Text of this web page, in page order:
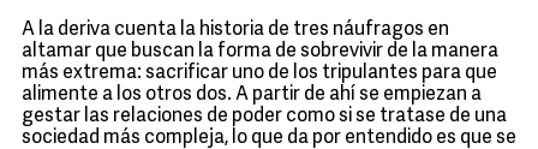
A la deriva cuenta la historia de tres náufragos en
altamar que buscan la forma de sobrevivir de la manera
más extrema: sacrificar uno de los tripulantes para que
alimente a los otros dos. A partir de ahí se empiezan a
gestar las relaciones de poder como si se tratase de una
sociedad más compleja, lo que da por entendido es que se